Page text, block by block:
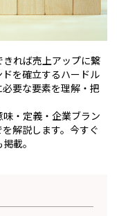
れば売上アップに繋
を確立するハードル
要な要素を理解・把
味・定義・企業ブラン
解説します。今すぐ
載。